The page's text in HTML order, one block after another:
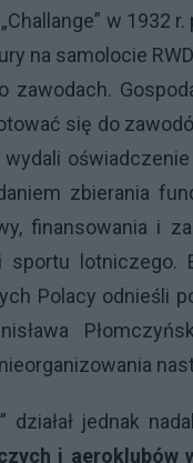
w 1932
na samolocie
się do
oświadczenie
zbierania
finansowania i
sportu
Polacy
jednak
i aeroklubów